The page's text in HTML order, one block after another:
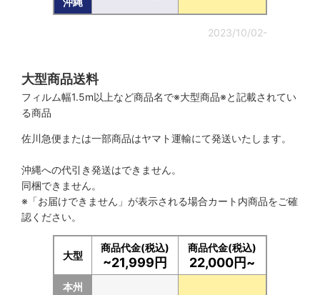
2023/10/02-
大型商品送料
フィルム幅1.5m以上など商品名で※大型商品※と記載されてい
る商品
佐川急便または一部商品はヤマト運輸にて発送いたします。
沖縄への代引き発送はできません。
同梱できません。
※「お届けできません」が表示される場合カート内商品をご確
認ください。
大型
商品代金(税込)
~21,999円
商品代金(税込)
22,000円~
本州